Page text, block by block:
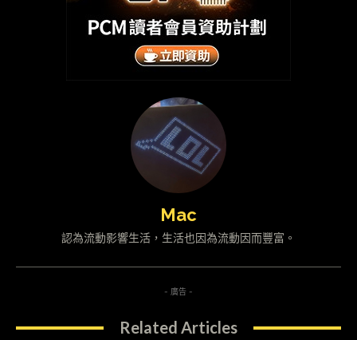
Mac
認為流動影響生活，生活也因為流動因而豐富。
- 廣告 -
Related Articles